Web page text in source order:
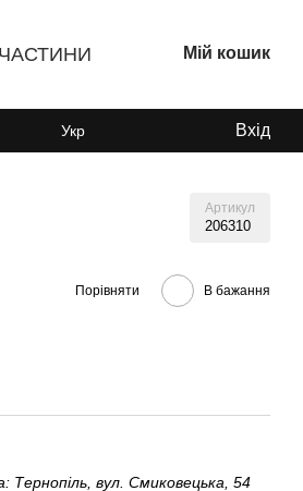
Мій кошик
Укр Вхід
Артикул
206310
Порівняти В бажання
Тернопіль, вул. Смиковецька, 54